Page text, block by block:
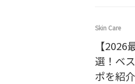
Skin Care
【
選！ベ
ポを紹介